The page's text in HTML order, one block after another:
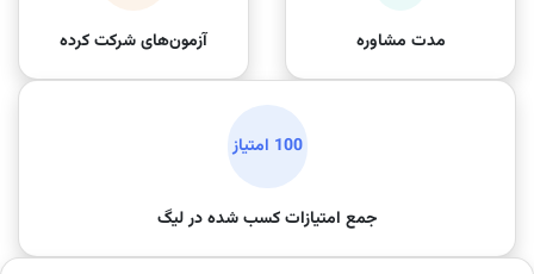
مدت مشاوره آزمون‌های شرکت کرده
100 امتیاز
جمع امتیازات کسب شده در لیگ